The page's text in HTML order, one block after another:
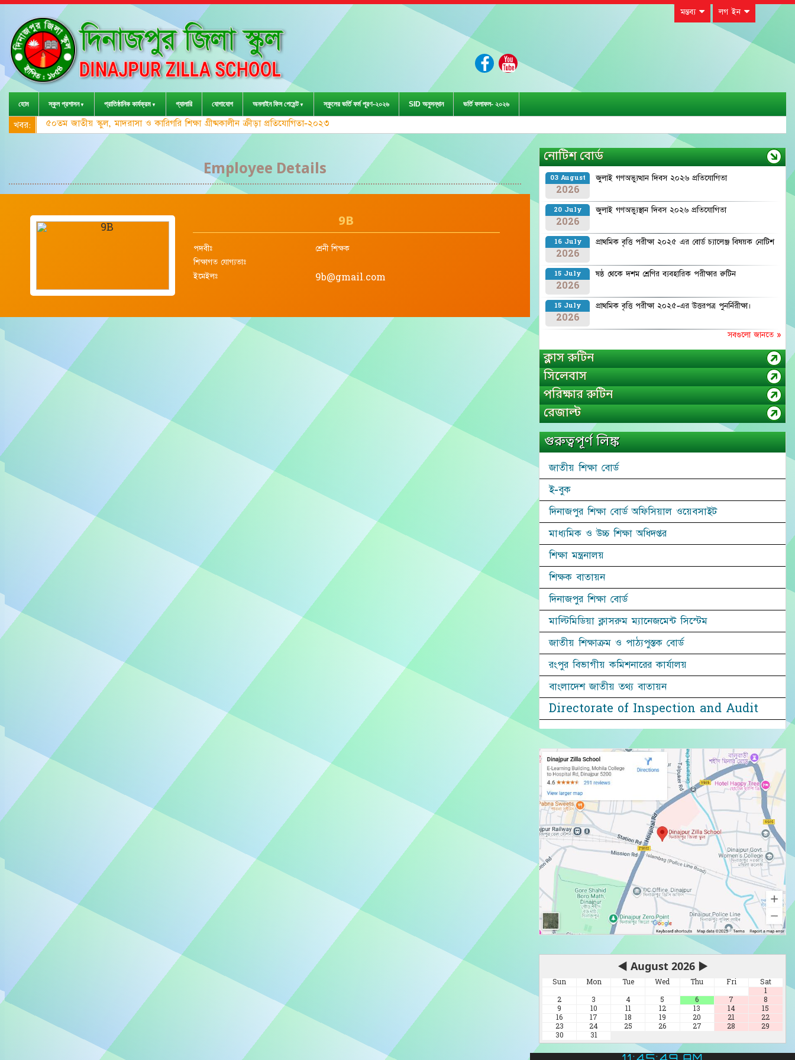
মন্তব্য লগ ইন
হোম স্কুল প্রশাসন প্রাতিষ্ঠানিক কার্যক্রম গ্যালারি যোগাযোগ অনলাইন ফিস পেমেন্ট স্কুলের ভর্তি ফর্ম পূরণ-২০২৬ SID অনুসন্ধান ভর্তি ফলাফল- ২০২৬
খবর: ৫০তম জাতীয় স্কুল, মাদরাসা ও কারিগরি শিক্ষা গ্রীষ্মকালীন ক্রীড়া প্রতিযোগিতা-২০২৩ এ জেলা পর্যায়ে দাবা (বালক) এ
Employee Details
9B
পদবীঃ
শ্রেনী শিক্ষক
শিক্ষাগত যোগ্যতাঃ
ইমেইলঃ
9b@gmail.com
নোটিশ বোর্ড
03 August
2026
জুলাই গণঅভ্যুত্থান দিবস ২০২৬ প্রতিযোগিতা
20 July
2026
জুলাই গণঅভ্যুস্থান দিবস ২০২৬ প্রতিযোগিতা
16 July
2026
প্রাথমিক বৃত্তি পরীক্ষা ২০২৫ এর বোর্ড চ্যালেঞ্জ বিষয়ক নোটিশ
15 July
2026
ষষ্ঠ থেকে দশম শ্রেণির ব্যবহারিক পরীক্ষার রুটিন
15 July
2026
প্রাথমিক বৃত্তি পরীক্ষা ২০২৫-এর উত্তরপত্র পুনর্নিরীক্ষা।
সবগুলো জানতে »
ক্লাস রুটিন
সিলেবাস
পরিক্ষার রুটিন
রেজাল্ট
গুরুত্বপূর্ণ লিঙ্ক
জাতীয় শিক্ষা বোর্ড
ই-বুক
দিনাজপুর শিক্ষা বোর্ড অফিসিয়াল ওয়েবসাইট
মাধ্যমিক ও উচ্চ শিক্ষা অধিদপ্তর
শিক্ষা মন্ত্রনালয়
শিক্ষক বাতায়ন
দিনাজপুর শিক্ষা বোর্ড
মাল্টিমিডিয়া ক্লাসরুম ম্যানেজমেন্ট সিস্টেম
জাতীয় শিক্ষাক্রম ও পাঠ্যপুস্তক বোর্ড
রংপুর বিভাগীয় কমিশনারের কার্যালয়
বাংলাদেশ জাতীয় তথ্য বাতায়ন
Directorate of Inspection and Audit
◀ August 2026 ▶
Sun Mon Tue Wed Thu Fri
Sat
1
2
3 4 5 6 7
8
9
10 11 12 13 14
15
16
17 18 19 20 21
22
23
24 25 26 27 28
29
30
31